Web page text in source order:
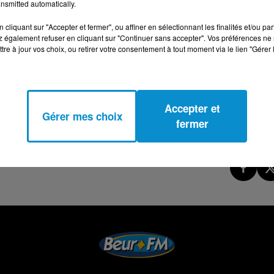
automatically.
cliquant sur "Accepter et fermer", ou affiner en sélectionnant les finalités et/ou
également refuser en cliquant sur "Continuer sans accepter". Vos préférences
à jour vos choix, ou retirer votre consentement à tout moment via le lien
Gérer mes choix
Accepter et
fermer